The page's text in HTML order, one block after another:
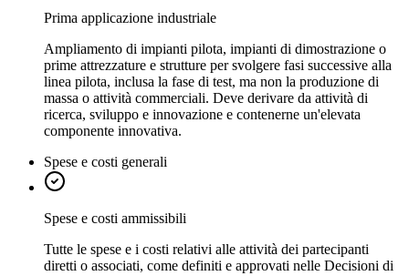
Prima applicazione industriale
Ampliamento di impianti pilota, impianti di dimostrazione o
prime attrezzature e strutture per svolgere fasi successive alla
linea pilota, inclusa la fase di test, ma non la produzione di
massa o attività commerciali. Deve derivare da attività di
ricerca, sviluppo e innovazione e contenerne un'elevata
componente innovativa.
Spese e costi generali
Spese e costi ammissibili
Tutte le spese e i costi relativi alle attività dei partecipanti
diretti o associati, come definiti e approvati nelle Decisioni di